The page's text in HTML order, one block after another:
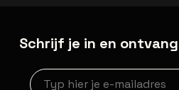
Schrijf je in en
Nieuwsbrief aanmelding